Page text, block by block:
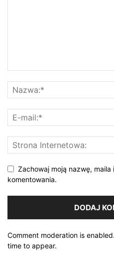
Zachowaj moją nazwę,
komentowania.
Comment moderation is
time to appear.